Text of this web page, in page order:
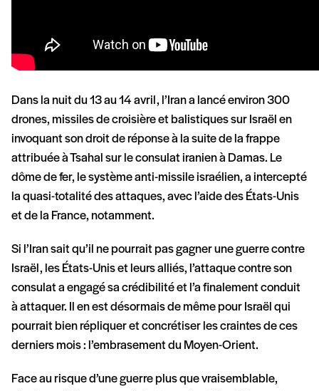
Dans la nuit du 13 au 14 avril, l’Iran a lancé environ 300
drones, missiles de croisière et balistiques sur Israël en
invoquant son droit de réponse à la suite de la frappe
attribuée à Tsahal sur le consulat iranien à Damas. Le
dôme de fer, le système anti-missile israélien, a intercepté
la quasi-totalité des attaques, avec l’aide des États-Unis
et de la France, notamment.
Si l’Iran sait qu’il ne pourrait pas gagner une guerre contre
Israël, les États-Unis et leurs alliés, l’attaque contre son
consulat a engagé sa crédibilité et l’a finalement conduit
à attaquer. Il en est désormais de même pour Israël qui
pourrait bien répliquer et concrétiser les craintes de ces
derniers mois : l’embrasement du Moyen-Orient.
Face au risque d’une guerre plus que vraisemblable,